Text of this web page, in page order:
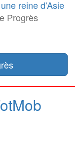
reine d'Asie
Progrès